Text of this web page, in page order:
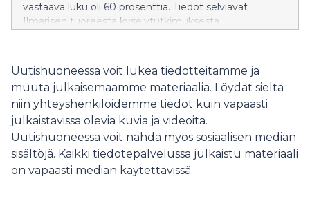
vastaava luku oli 60 prosenttia. Tiedot selviävät
Ilmarisen tuoreesta kyselytutkimuksesta.
Uutishuoneessa voit lukea tiedotteitamme ja
muuta julkaisemaamme materiaalia. Löydät sieltä
niin yhteyshenkilöidemme tiedot kuin vapaasti
julkaistavissa olevia kuvia ja videoita.
Uutishuoneessa voit nähdä myös sosiaalisen median
sisältöjä. Kaikki tiedotepalvelussa julkaistu materiaali
on vapaasti median käytettävissä.